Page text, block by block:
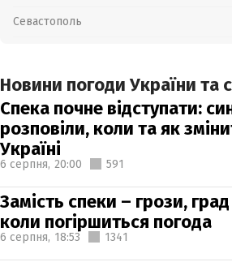
Севастополь
Новини погоди України та
Спека почне відступати:
розповіли, коли та як
Україні
6 серпня, 20:00 591
Замість спеки – грози,
коли погіршиться погода
6 серпня, 18:53 1341